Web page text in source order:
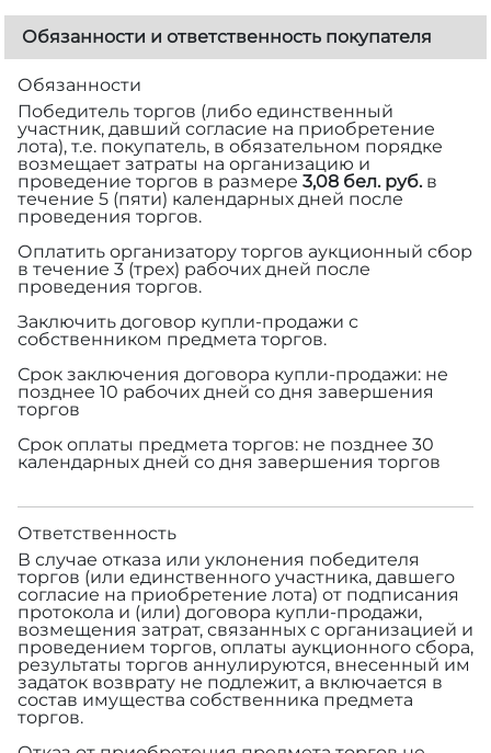
Обязанности и ответственность покупателя
Обязанности
Победитель торгов (либо единственный
участник, давший согласие на приобретение
лота), т.е. покупатель, в обязательном порядке
возмещает затраты на организацию и
проведение торгов в размере 3,08 бел. руб.в
течение 5 (пяти) календарных дней после
проведения торгов.
Оплатить организатору торгов аукционный сбор
в течение 3 (трех) рабочих дней после
проведения торгов.
Заключить договор купли-продажи с
собственником предмета торгов.
Срок заключения договора купли-продажи: не
позднее 10 рабочих дней со дня завершения
торгов
Срок оплаты предмета торгов: не позднее 30
календарных дней со дня завершения торгов
Ответственность
В случае отказа или уклонения победителя
торгов (или единственного участника, давшего
согласие на приобретение лота) от подписания
протокола и (или) договора купли-продажи,
возмещения затрат, связанных с организацией и
проведением торгов, оплаты аукционного сбора,
результаты торгов аннулируются, внесенный им
задаток возврату не подлежит, а включается в
состав имущества собственника предмета
торгов.